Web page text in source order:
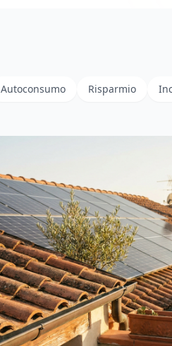
Autoconsumo Risparmio